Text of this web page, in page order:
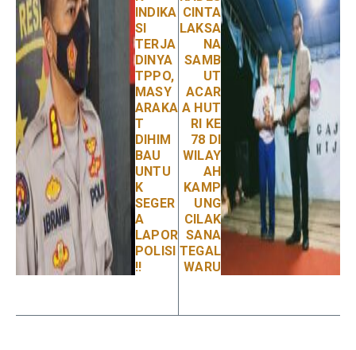
INDIKA
SI
TERJA
DINYA
TPPO,
MASY
ARAKA
T
DIHIM
BAU
UNTU
K
SEGER
A
LAPOR
POLISI
!!
CINTA
LAKSA
NA
SAMB
UT
ACAR
A HUT
RI KE
78 DI
WILAY
AH
KAMP
UNG
CILAK
SANA
TEGAL
WARU